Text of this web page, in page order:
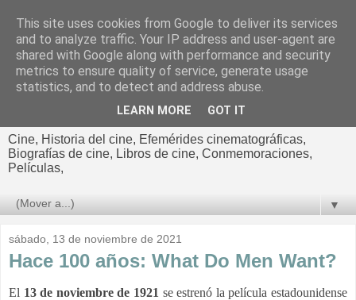
El cultural
cinematográfico de Jorge
Cine, Historia del cine, Efemérides cinematográficas,
Biografías de cine, Libros de cine, Conmemoraciones,
Películas,
▼
sábado, 13 de noviembre de 2021
Hace 100 años: What Do Men Want?
El 13 de noviembre de 1921 se estrenó la película estadounidense
This site uses cookies from Google to deliver its services
and to analyze traffic. Your IP address and user-agent are
shared with Google along with performance and security
metrics to ensure quality of service, generate usage
statistics, and to detect and address abuse.
LEARN MORE GOT IT